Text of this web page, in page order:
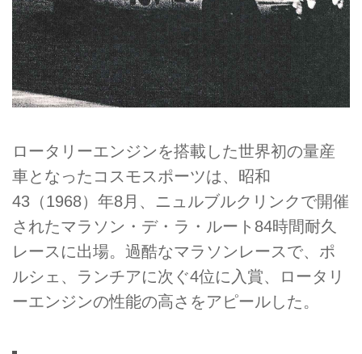
ロータリーエンジンを搭載した世界初の量産
車となったコスモスポーツは、昭和
43（1968）年8月、ニュルブルクリンクで開催
されたマラソン・デ・ラ・ルート84時間耐久
レースに出場。過酷なマラソンレースで、ポ
ルシェ、ランチアに次ぐ4位に入賞、ロータリ
ーエンジンの性能の高さをアピールした。